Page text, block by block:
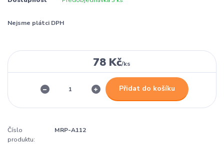
Nejsme plátci DPH
78 Kč/ks
Přidat do košíku
Číslo
produktu:
MRP-A112